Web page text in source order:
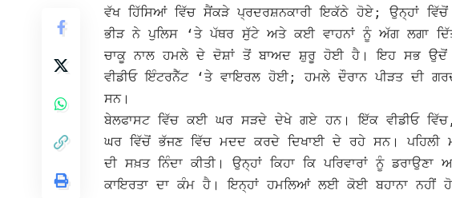
ਵੱਖ ਹਿੱਸਿਆਂ ਵਿੱਚ ਸੈਂਕੜੇ ਪ੍ਰਦਰਸ਼ਨਕਾਰੀ ਇਕੱਠੇ ਹੋਏ; ਉਨ੍ਹਾਂ
ਭੀੜ ਨੇ ਪੁਲਿਸ ‘ਤੇ ਪੱਥਰ ਸੁੱਟੇ ਅਤੇ ਕਈ ਵਾਹਨਾਂ ਨੂੰ ਅੱਗ ਲਗਾ
ਚਾਕੂ ਨਾਲ ਹਮਲੇ ਦੇ ਦੋਸ਼ਾਂ ਤੋਂ ਬਾਅਦ ਸ਼ੁਰੂ ਹੋਈ ਹੈ। ਇਹ ਸਭ
ਵੀਡੀਓ ਇੰਟਰਨੈੱਟ ‘ਤੇ ਵਾਇਰਲ ਹੋਈ; ਹਮਲੇ ਦੌਰਾਨ ਪੀੜਤ ਦੀ
ਸਨ।
ਬੇਲਫਾਸਟ ਵਿੱਚ ਕਈ ਘਰ ਸੜਦੇ ਦੇਖੇ ਗਏ ਹਨ। ਇੱਕ ਵੀਡੀਓ
ਘਰ ਵਿੱਚੋਂ ਭੱਜਣ ਵਿੱਚ ਮਦਦ ਕਰਦੇ ਦਿਖਾਈ ਦੇ ਰਹੇ ਸਨ। ਪਹਿਲੀ
ਦੀ ਸਖ਼ਤ ਨਿੰਦਾ ਕੀਤੀ। ਉਨ੍ਹਾਂ ਕਿਹਾ ਕਿ ਪਰਿਵਾਰਾਂ ਨੂੰ
ਕਾਇਰਤਾ ਦਾ ਕੰਮ ਹੈ। ਇਨ੍ਹਾਂ ਹਮਲਿਆਂ ਲਈ ਕੋਈ ਬਹਾਨਾ ਨਹੀਂ ਹੋ